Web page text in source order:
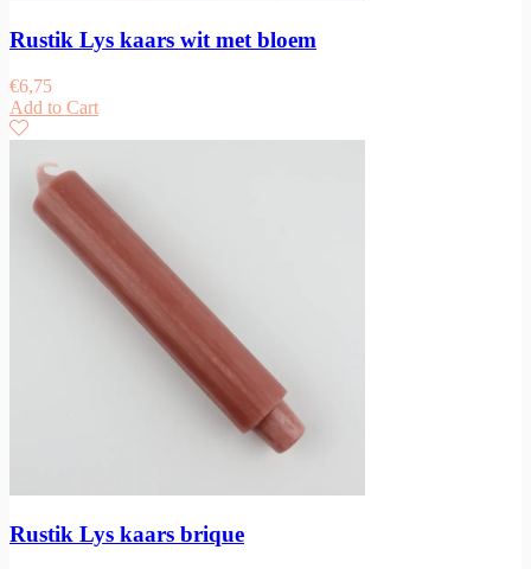
Rustik Lys kaars wit met bloem
€6,75
Add to Cart
Rustik Lys kaars brique